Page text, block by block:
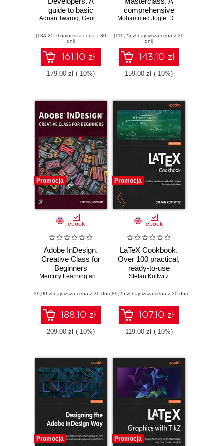
guide to basic
design rules and
good looking
components,
colors and
typography
Adrian Twarog, George Moller
(134,25 zł najniższa cena z 30
dni)
161.10 zł
179.00 zł (-10%)
comprehensive
guide to taking
skills from
beginner to
professional
Mohammed Jogie, Don Ryun Chang
(119,25 zł najniższa cena z 30
dni)
143.10 zł
159.00 zł (-10%)
Promocja
ebook
Adobe InDesign.
Creative Class for
Beginners
Mercury Learning and Information ,Lauren Saalmuller
(39,90 zł najniższa cena z 30 dni)
188.10 zł
209.00 zł (-10%)
Promocja
ebook
LaTeX Cookbook.
Over 100 practical,
ready-to-use
LaTeX recipes for
Second Edition
Stefan Kottwitz
(89,25 zł najniższa cena z 30 dni)
107.10 zł
119.00 zł (-10%)
Promocja Promocja